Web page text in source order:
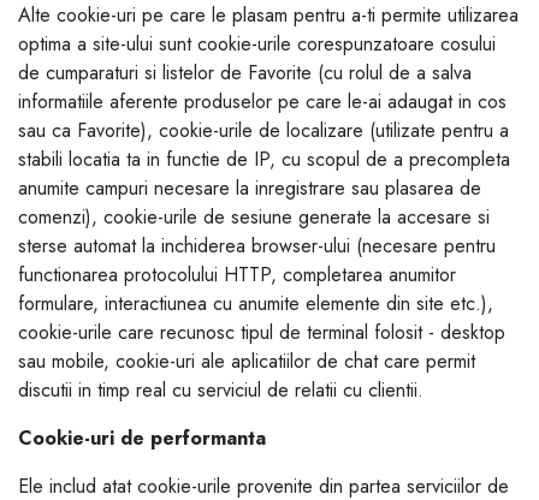
Alte cookie-uri pe care le plasam pentru a-ti permite utilizarea
optima a site-ului sunt cookie-urile corespunzatoare cosului
de cumparaturi si listelor de Favorite (cu rolul de a salva
informatiile aferente produselor pe care le-ai adaugat in cos
sau ca Favorite), cookie-urile de localizare (utilizate pentru a
stabili locatia ta in functie de IP, cu scopul de a precompleta
anumite campuri necesare la inregistrare sau plasarea de
comenzi), cookie-urile de sesiune generate la accesare si
sterse automat la inchiderea browser-ului (necesare pentru
functionarea protocolului HTTP, completarea anumitor
formulare, interactiunea cu anumite elemente din site etc.),
cookie-urile care recunosc tipul de terminal folosit - desktop
sau mobile, cookie-uri ale aplicatiilor de chat care permit
discutii in timp real cu serviciul de relatii cu clientii.
Cookie-uri de performanta
Ele includ atat cookie-urile provenite din partea serviciilor de